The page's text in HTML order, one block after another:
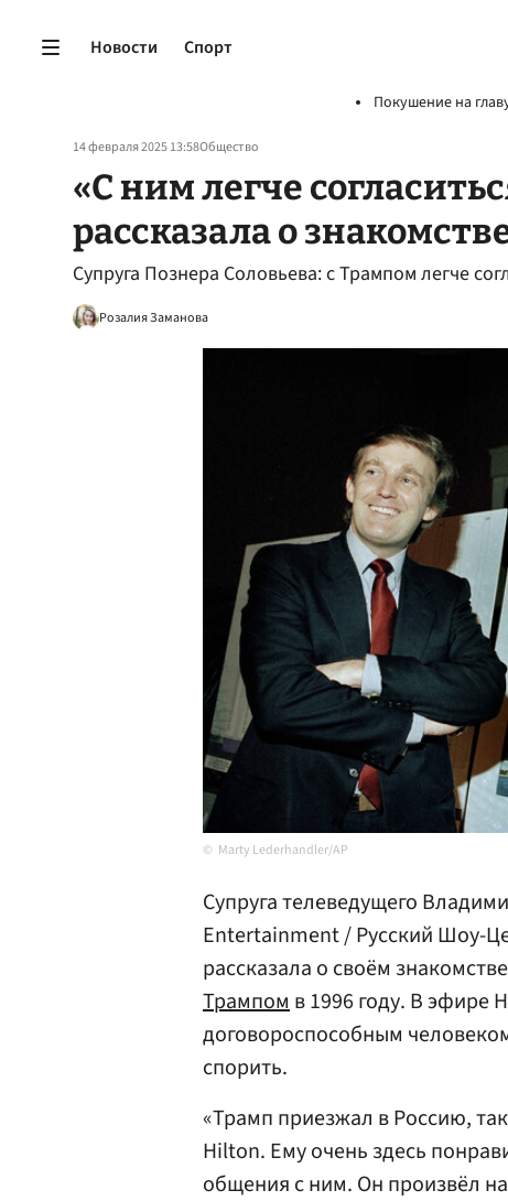
Новости Спорт
Покушение на
14 февраля 2025 13:58Общество
«С ним легче
рассказала о
Супруга Познера Соловьева: с Трампом легче
Розалия Заманова
Marty Lederhandler/AP
Супруга телеведущего
Entertainment / Русский Шоу-
рассказала о своём
Трампомв 1996 году. В эфире
договороспособным
спорить.
«Трамп приезжал в Россию,
Hilton. Ему очень здесь
общения с ним. Он произвёл